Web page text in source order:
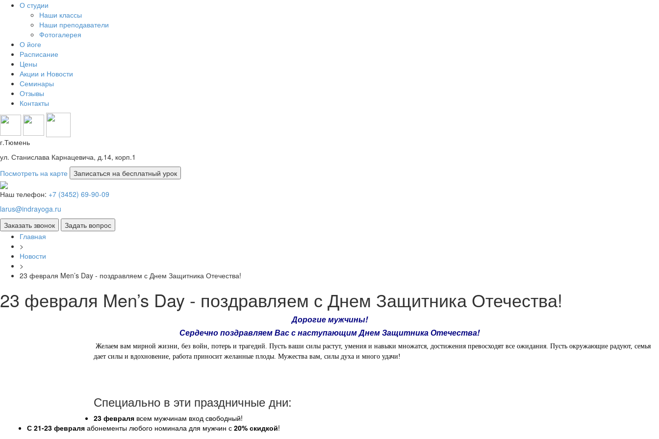
О студии
Наши классы
Наши преподаватели
Фотогалерея
О йоге
Расписание
Цены
Акции и Новости
Семинары
Отзывы
Контакты
г.Тюмень
ул. Станислава Карнацевича, д.14, корп.1
Посмотреть на карте
Наш телефон: +7 (3452) 69-90-09
larus@indrayoga.ru
Главная
>
Новости
>
23 февраля Men’s Day - поздравляем с Днем Защитника Отечества!
23 февраля Men’s Day - поздравляем с Днем Защитника Отечества!
Дорогие мужчины!
Сердечно поздравляем Вас с наступающим Днем Защитника Отечества!
Желаем вам мирной жизни, без войн, потерь и трагедий. Пусть ваши силы растут, умения и навыки множатся, достижения превосходят все ожидания. Пусть окружающие радуют, семья
дает силы и вдохновение, работа приносит желанные плоды. Мужества вам, силы духа и много удачи!
Специально в эти праздничные дни:
23 февраля всем мужчинам вход свободный!
С 21-23 февраля абонементы любого номинала для мужчин с 20% скидкой!